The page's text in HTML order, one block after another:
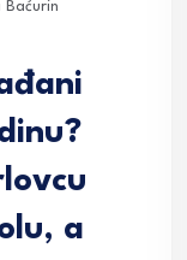
Baćurin
a